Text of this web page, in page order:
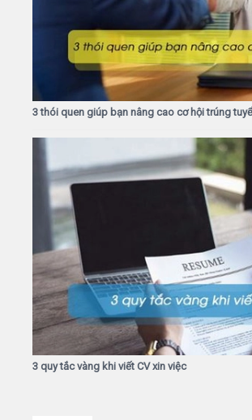
3 thói quen giúp bạn nâng cao cơ hội trúng
3 quy tắc vàng khi viết CV xin việc